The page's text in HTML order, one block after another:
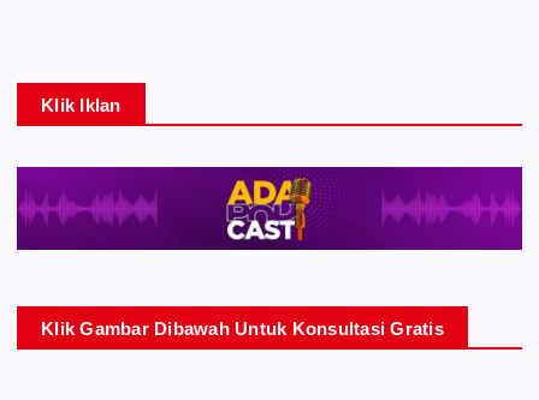
Klik Iklan
Klik Gambar Dibawah Untuk Konsultasi Gratis